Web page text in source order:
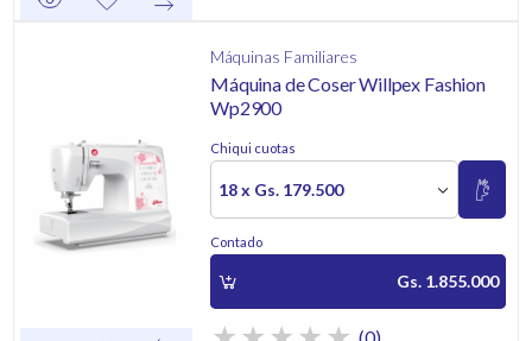
Máquinas Familiares
Máquina de Coser Willpex Fashion
Wp2900
Chiqui cuotas
18 x Gs. 179.500
Contado
Gs. 1.855.000
(0)